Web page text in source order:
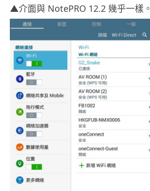
▲介面與 NotePRO 12.2 幾乎一樣。